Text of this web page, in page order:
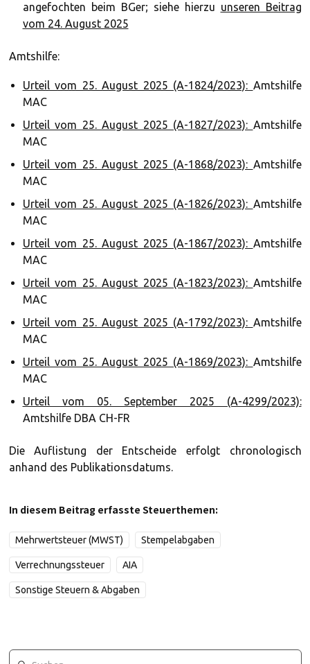
angefochten beim BGer; siehe hierzu unseren Beitrag
vom 24. August 2025
Amtshilfe:
Urteil vom 25. August 2025 (A-1824/2023): Amtshilfe
MAC
Urteil vom 25. August 2025 (A-1827/2023): Amtshilfe
MAC
Urteil vom 25. August 2025 (A-1868/2023): Amtshilfe
MAC
Urteil vom 25. August 2025 (A-1826/2023): Amtshilfe
MAC
Urteil vom 25. August 2025 (A-1867/2023): Amtshilfe
MAC
Urteil vom 25. August 2025 (A-1823/2023): Amtshilfe
MAC
Urteil vom 25. August 2025 (A-1792/2023): Amtshilfe
MAC
Urteil vom 25. August 2025 (A-1869/2023): Amtshilfe
MAC
Urteil vom 05. September 2025 (A-4299/2023):
Amtshilfe DBA CH-FR
Die Auflistung der Entscheide erfolgt chronologisch
anhand des Publikationsdatums.
In diesem Beitrag erfasste Steuerthemen:
Mehrwertsteuer (MWST) Stempelabgaben
Verrechnungssteuer AIA
Sonstige Steuern & Abgaben